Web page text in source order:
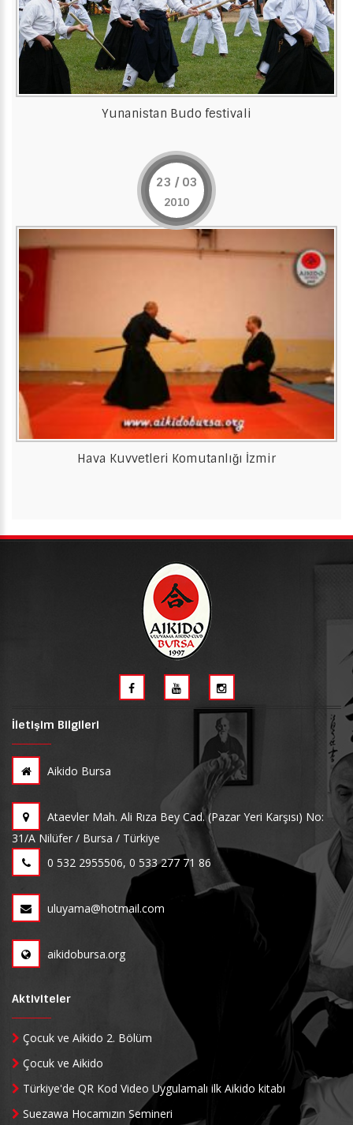
Yunanistan Budo festivali
23 / 03
2010
Hava Kuvvetleri Komutanlığı İzmir
İletişim Bilgileri
Aikido Bursa
Ataevler Mah. Ali Rıza Bey Cad. (Pazar Yeri Karşısı) No:
31/A Nilüfer / Bursa / Türkiye
0 532 2955506, 0 533 277 71 86
uluyama@hotmail.com
aikidobursa.org
Aktiviteler
Çocuk ve Aikido 2. Bölüm
Çocuk ve Aikido
Türkiye'de QR Kod Video Uygulamalı ilk Aikido kitabı
Suezawa Hocamızın Semineri